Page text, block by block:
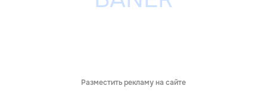
Разместить рекламу на сайте